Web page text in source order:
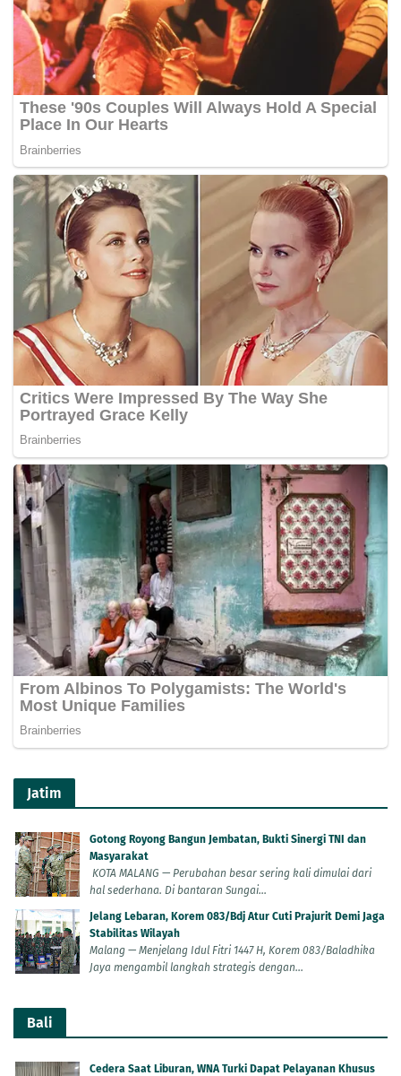
Jatim
Gotong Royong Bangun Jembatan, Bukti Sinergi TNI dan
Masyarakat
KOTA MALANG — Perubahan besar sering kali dimulai dari
hal sederhana. Di bantaran Sungai...
Jelang Lebaran, Korem 083/Bdj Atur Cuti Prajurit Demi Jaga
Stabilitas Wilayah
Malang — Menjelang Idul Fitri 1447 H, Korem 083/Baladhika
Jaya mengambil langkah strategis dengan...
Bali
Cedera Saat Liburan, WNA Turki Dapat Pelayanan Khusus